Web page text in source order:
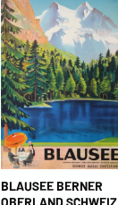
BLAUSEE BERNER
OBERLAND SCHWEIZ